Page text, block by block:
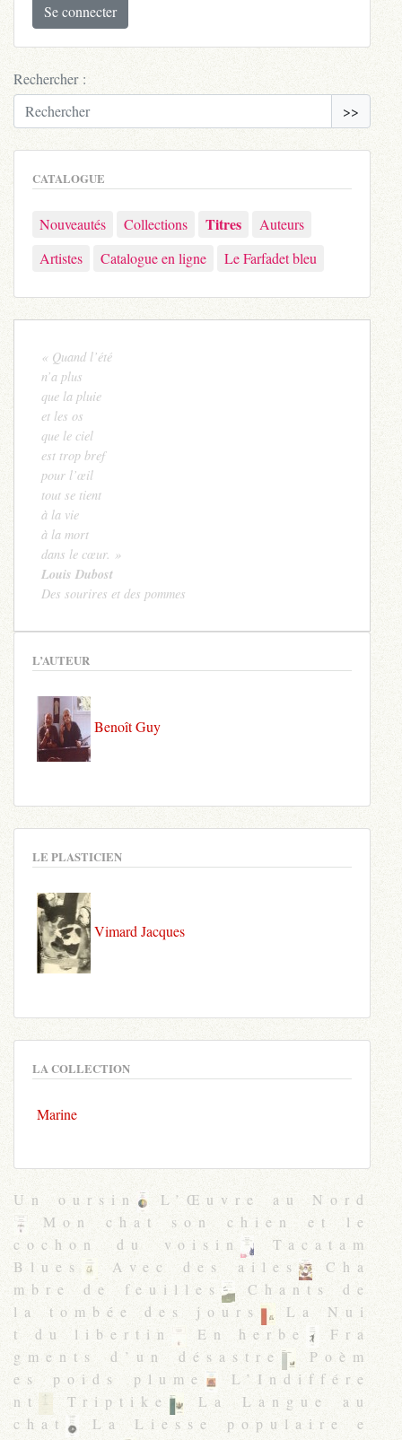
Se connecter
Rechercher :
>>
CATALOGUE
Nouveautés Collections Titres
Auteurs
Artistes
Catalogue en ligne Le Farfadet bleu
« Quand l’été
n’a plus
que la pluie
et les os
que le ciel
est trop bref
pour l’œil
tout se tient
à la vie
à la mort
dans le cœur. »
Louis Dubost
Des sourires et des pommes
L’AUTEUR
Benoît Guy
LE PLASTICIEN
Vimard Jacques
LA COLLECTION
Marine
Un oursin
L’Œuvre au Nord
Mon chat son chien et le
cochon du voisin
Tacatam
Blues
Avec des ailes
Cha
mbre de feuilles
Chants de
la tombée des jours
La Nui
t du libertin
En herbe
Fra
gments d’un désastre
Poèm
es poids plume
L’Indiffére
nt
Triptike
La Langue au
chat
La Liesse populaire e